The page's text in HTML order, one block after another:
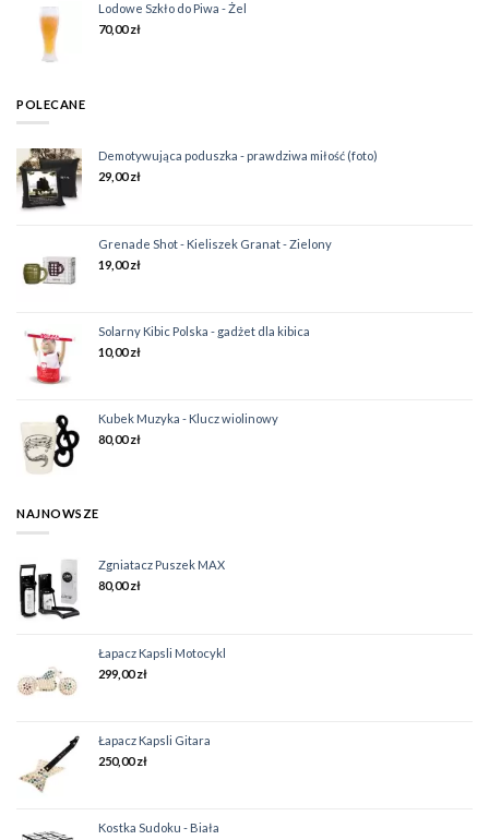
Lodowe Szkło do Piwa - Żel
70,00zł
POLECANE
Demotywująca poduszka - prawdziwa miłość (foto)
29,00zł
Grenade Shot - Kieliszek Granat - Zielony
19,00zł
Solarny Kibic Polska - gadżet dla kibica
10,00zł
Kubek Muzyka - Klucz wiolinowy
80,00zł
NAJNOWSZE
Zgniatacz Puszek MAX
80,00zł
Łapacz Kapsli Motocykl
299,00zł
Łapacz Kapsli Gitara
250,00zł
Kostka Sudoku - Biała